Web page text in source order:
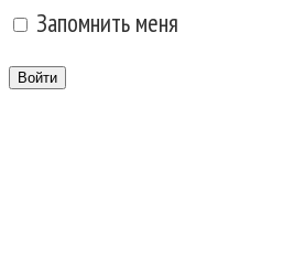
Запомнить меня